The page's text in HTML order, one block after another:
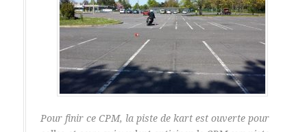
Pour finir ce CPM, la piste de kart est ouverte pour